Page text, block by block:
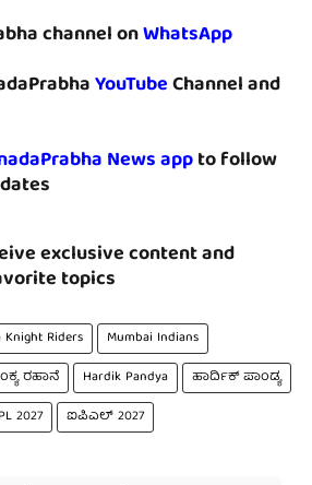
channel onWhatsApp
YouTubeChannel and
News appto follow
exclusive content and
topics
Knight Riders
Mumbai Indians
ರಹಾನೆ Hardik Pandya
ಹಾರ್ದಿಕ್ ಪಾಂಡ್ಯ
2027 ಐಪಿಎಲ್ 2027